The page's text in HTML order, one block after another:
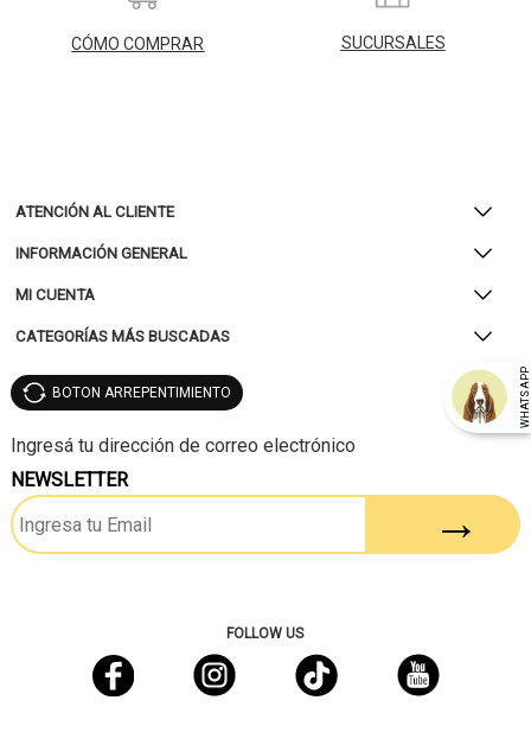
CÓMO COMPRAR SUCURSALES
ATENCIÓN AL CLIENTE
INFORMACIÓN GENERAL
MI CUENTA
CATEGORÍAS MÁS BUSCADAS
WHATSAPP
BOTON ARREPENTIMIENTO
NEWSLETTER
FOLLOW US